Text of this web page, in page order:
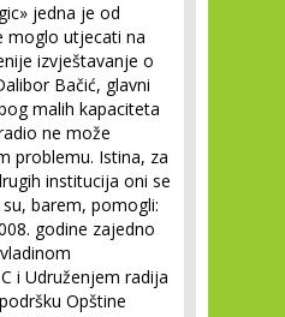
jedna je od
moglo utjecati na
izvještavanje o
Bačić, glavni
malih kapaciteta
ne može
problemu. Istina, za
institucija oni se
barem, pomogli:
godine zajedno
i Udruženjem radija
Opštine